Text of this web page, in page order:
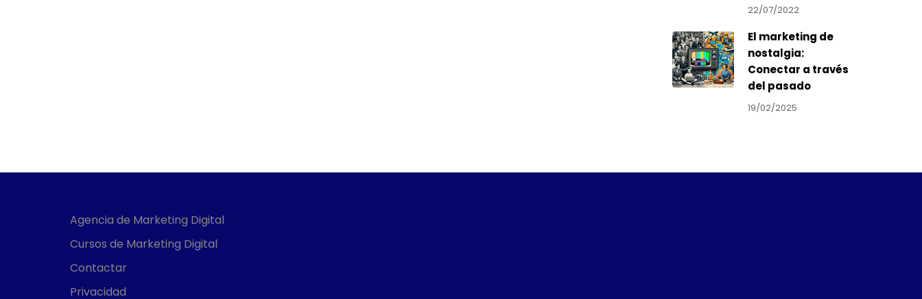
22/07/2022
El marketing de
nostalgia:
Conectar a través
del pasado
19/02/2025
Agencia de Marketing Digital
Cursos de Marketing Digital
Contactar
Privacidad